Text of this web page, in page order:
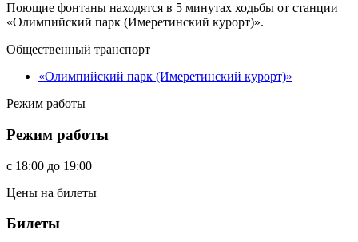
Поющие фонтаны находятся в 5 минутах ходьбы от станции
«Олимпийский парк (Имеретинский курорт)».
Общественный транспорт
«Олимпийский парк (Имеретинский курорт)»
Режим работы
Режим работы
c 18:00 до 19:00
Цены на билеты
Билеты